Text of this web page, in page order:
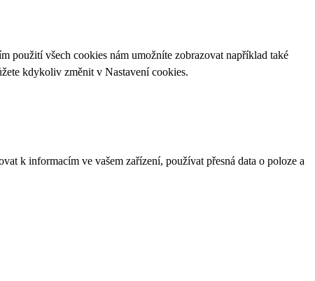
použití všech cookies nám umožníte zobrazovat například také
kdykoliv změnit v Nastavení cookies.
k informacím ve vašem zařízení, používat přesná data o poloze a